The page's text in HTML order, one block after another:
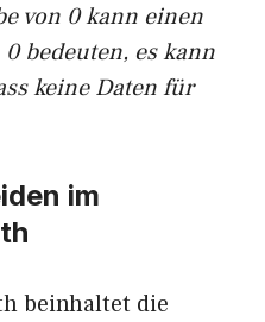
von 0 kann einen
bedeuten, es kann
keine Daten für
im
beinhaltet die